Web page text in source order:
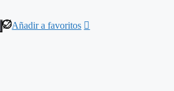
Añadir a favoritos